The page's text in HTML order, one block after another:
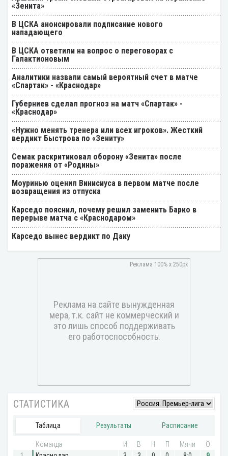
«Зенита»
В ЦСКА анонсировали подписание нового
нападающего
В ЦСКА ответили на вопрос о переговорах с
Галактионовым
Аналитики назвали самый вероятный счет в матче
«Спартак» - «Краснодар»
Губерниев сделал прогноз на матч «Спартак» -
«Краснодар»
«Нужно менять тренера или всех игроков». Жесткий
вердикт Быстрова по «Зениту»
Семак раскритиковал оборону «Зенита» после
поражения от «Родины»
Моуринью оценил Винисиуса в первом матче после
возвращения из отпуска
Карседо пояснил, почему решил заменить Барко в
перерыве матча с «Краснодаром»
Карседо вынес вердикт по Даку